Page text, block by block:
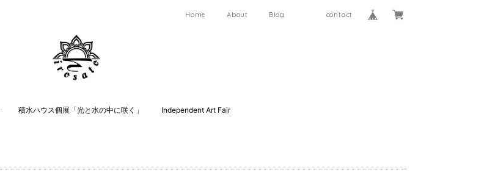
Home About Blog contact
積水ハウス個展「光と水の中に咲く」 Independent Art Fair